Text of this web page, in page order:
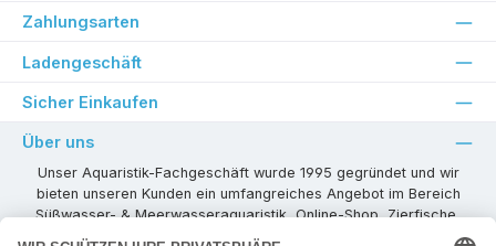
Zahlungsarten
Ladengeschäft
Sicher Einkaufen
Über uns
Unser Aquaristik-Fachgeschäft wurde 1995 gegründet und wir
bieten unseren Kunden ein umfangreiches Angebot im Bereich
Süßwasser- & Meerwasseraquaristik, Online-Shop, Zierfische,
Pflanzen, Aquarienkombinationen, Technikzubehör usw. ! Als